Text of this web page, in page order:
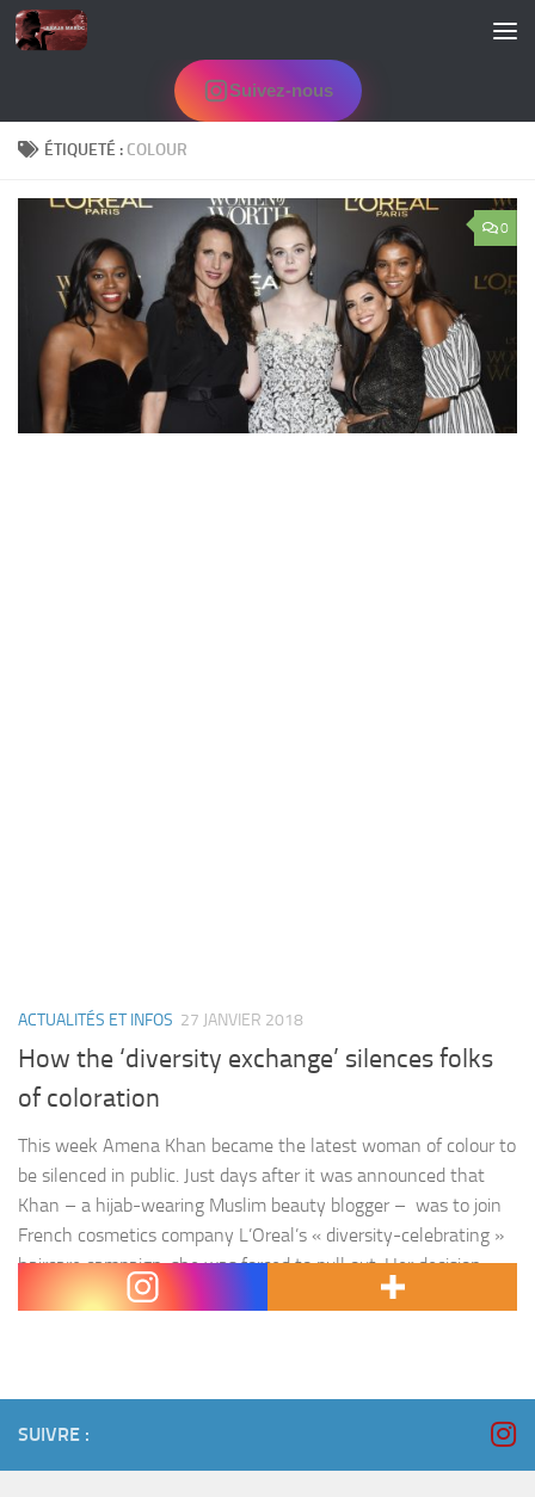
Skip to content
Suivez-nous
ÉTIQUETÉ : COLOUR
0
ACTUALITÉS ET INFOS 27 JANVIER 2018
How the ‘diversity exchange’ silences folks
of coloration
This week Amena Khan became the latest woman of colour to
be silenced in public. Just days after it was announced that
Khan – a hijab-wearing Muslim beauty blogger – was to join
French cosmetics company L’Oreal’s « diversity-celebrating »
haircare campaign, she was forced to pull out. Her decision
followed a right-wing witch-hunt against her over…
SUIVRE :